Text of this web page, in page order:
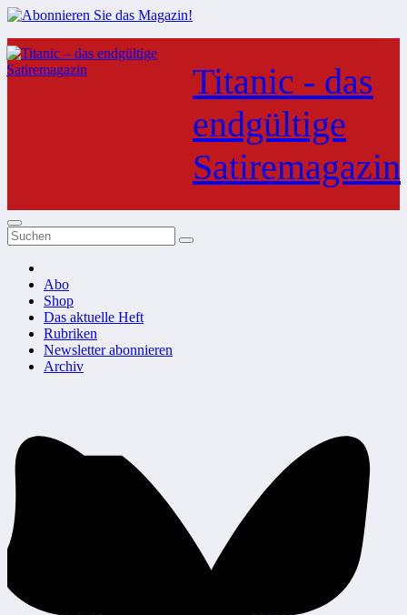
Zum
Inhalt
springen
Titanic - das
endgültige
Satiremagazin
Abo
Shop
Das aktuelle Heft
Rubriken
Newsletter abonnieren
Archiv